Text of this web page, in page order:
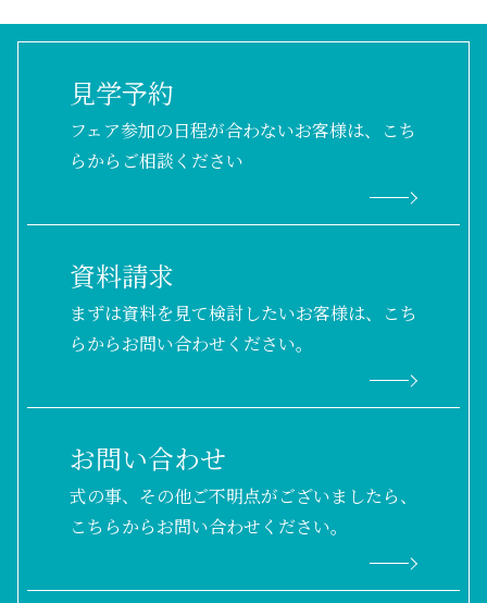
見学予約
フェア参加の日程が合わないお客様は、こち
らからご相談ください
資料請求
まずは資料を見て検討したいお客様は、こち
らからお問い合わせください。
お問い合わせ
式の事、その他ご不明点がございましたら、
こちらからお問い合わせください。